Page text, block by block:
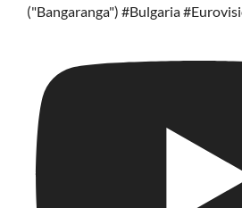
("Bangaranga") #Bulgaria